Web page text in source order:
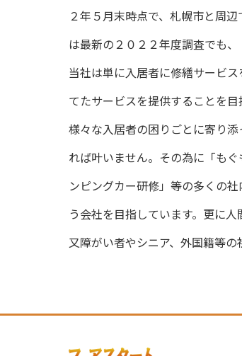
２年５月末時点で、札幌市と周
は最新の２０２２年度調査でも
当社は単に入居者に修繕サービ
てたサービスを提供することを目
様々な入居者の困りごとに寄り
れば叶いません。その為に「も
ンピングカー研修」等の多くの
う会社を目指しています。更に
又障がい者やシニア、外国籍等の